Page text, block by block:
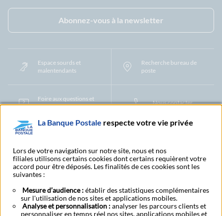
Abonnez-vous à la newsletter
Espace sourds et
malentendants
Recherche bureau de
poste
Foire aux questions et
centre d'aide
Nous contacter
Protection des Données à Caractère PersonnelFiliales et partenaires
CookiesGestion des cookiesActualiser vos informations
Contestation et réclamation Coordonnées Centres Financiers
Alertes fraudes et points de vigilance Actualités réglementaires CGU
Aide navigateur et systèmes d'exploitation
Vider le cache de votre navigateurLexique Aide et accessibilité
La Banque Postale respecte votre vie privée
Lors de votre navigation sur notre site, nous et nos
filiales utilisons certains cookies dont certains requièrent votre
accord pour être déposés. Les finalités de ces cookies sont les
suivantes :
Mesure d’audience :établir des statistiques complémentaires
sur l'utilisation de nos sites et applications mobiles.
Analyse et personnalisation :analyser les parcours clients et
personnaliser en temps réel nos sites, applications mobiles et